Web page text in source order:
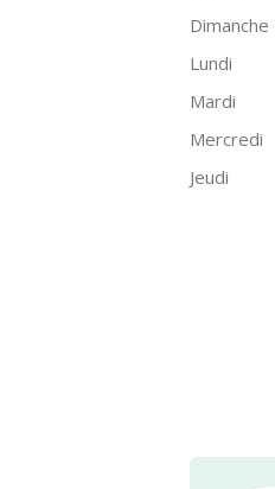
Dimanche
Lundi
Mardi
Mercredi
Jeudi